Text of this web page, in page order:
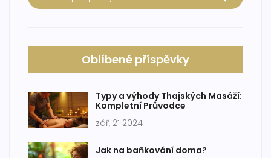
Oblíbené příspěvky
Typy a výhody Thajských Masáží:
Kompletní Průvodce
zář, 21 2024
Jak na baňkování doma?